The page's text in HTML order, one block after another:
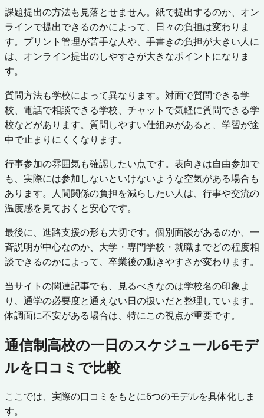
課題提出の方法も見落とせません。紙で提出するのか、オン
ラインで提出できるのかによって、日々の負担は変わりま
す。プリント管理が苦手な人や、手書きの負担が大きい人に
は、オンライン提出のしやすさが大きなポイントになりま
す。
質問方法も学校によって異なります。対面で質問できる学
校、電話で相談できる学校、チャットで気軽に質問できる学
校などがあります。質問しやすい仕組みがあると、学習が途
中で止まりにくくなります。
行事参加の雰囲気も確認したい点です。表向きは自由参加で
も、実際には参加しないといけないような空気がある場合も
あります。人間関係の負担を減らしたい人は、行事や交流の
温度感を見ておくと安心です。
最後に、進路支援の形も大切です。個別面談があるのか、一
斉説明が中心なのか、大学・専門学校・就職までどの程度相
談できるのかによって、卒業後の動きやすさが変わります。
当サイトの関連記事でも、見るべきなのは学校名の印象よ
り、通学の必要度と通えない日の扱いだと整理しています。
体調面に不安がある場合は、特にこの視点が重要です。
通信制高校の一日のスケジュール6モデ
ルを口コミで比較
ここでは、実際の口コミをもとに6つのモデルを具体化しま
す。